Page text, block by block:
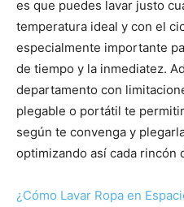
es que puedes lavar justo
temperatura ideal y con el
especialmente importante
de tiempo y la inmediatez.
departamento con
plegable o portátil te
según te convenga y
optimizando así cada rincón
¿Cómo Lavar Ropa en